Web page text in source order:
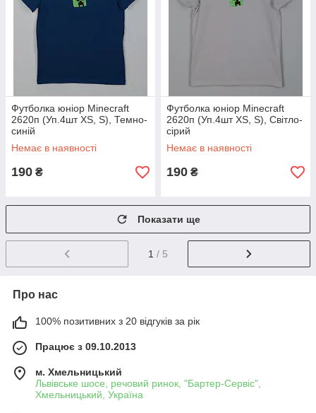
Футболка юніор Minecraft
2620п (Уп.4шт XS, S), Темно-
синій
Немає в наявності
190 ₴
Футболка юніор Minecraft
2620п (Уп.4шт XS, S), Світло-
сірий
Немає в наявності
190 ₴
Показати ще
1 / 5
Про нас
100% позитивних з 20 відгуків за рік
Працює з 09.10.2013
м. Хмельницький
Львівське шосе, речовий ринок, "Бартер-Сервіс",
Хмельницький, Україна